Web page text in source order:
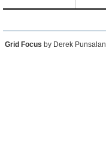
Grid Focus by Derek Punsalan